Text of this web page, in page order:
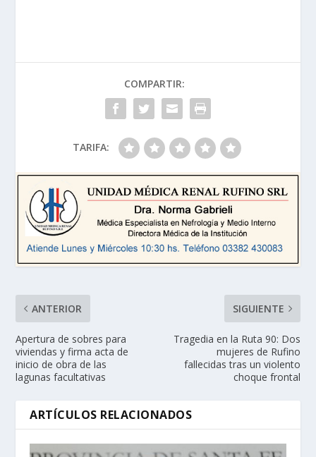
COMPARTIR:
TARIFA:
ANTERIOR
Apertura de sobres para
viviendas y firma acta de
inicio de obra de las
lagunas facultativas
SIGUIENTE
Tragedia en la Ruta 90: Dos
mujeres de Rufino
fallecidas tras un violento
choque frontal
ARTÍCULOS RELACIONADOS